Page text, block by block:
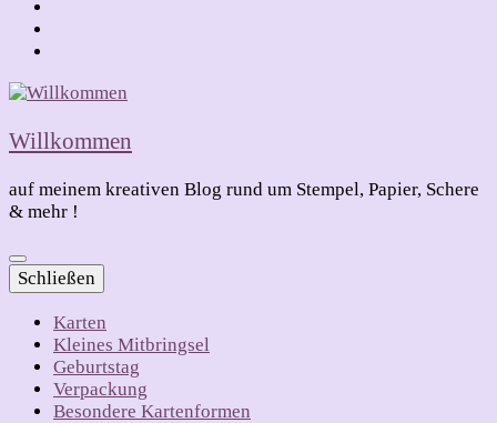
Willkommen
auf meinem kreativen Blog rund um Stempel, Papier, Schere
& mehr !
Schließen
Karten
Kleines Mitbringsel
Geburtstag
Verpackung
Besondere Kartenformen